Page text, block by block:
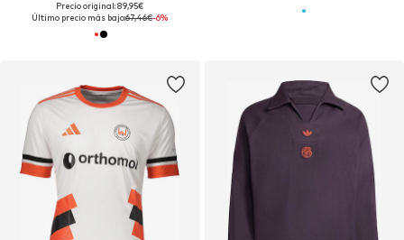
Precio original: 89,95€
Último precio más bajo:67,46€-6%